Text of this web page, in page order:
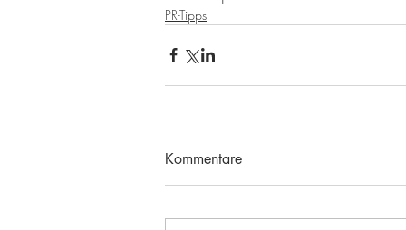
PR-Tipps
Kommentare